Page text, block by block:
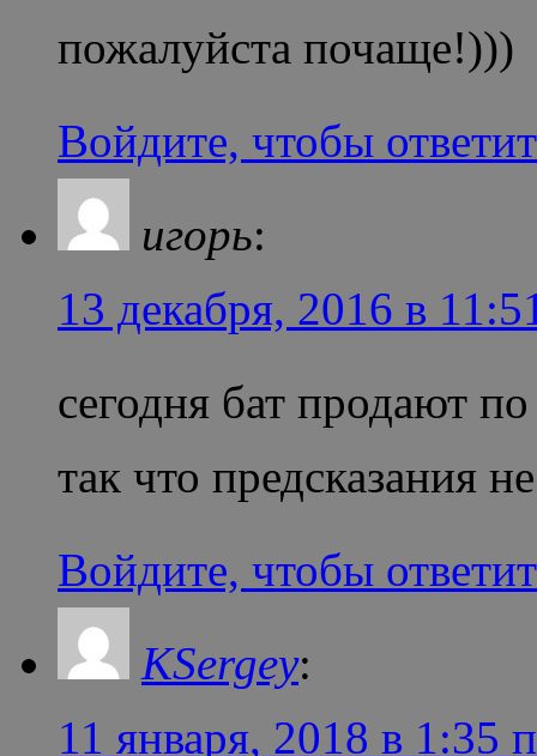
пожалуйста почаще!)))
Войдите, чтобы
игорь:
13 декабря, 2016 в
сегодня бат продают
так что предсказания
Войдите, чтобы
KSergey:
11 января, 2018 в 1:35